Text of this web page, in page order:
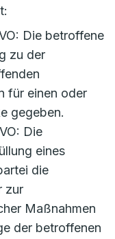
Die betroffene
zu der
für einen oder
gegeben.
Die
eines
die
zur
Maßnahmen
der betroffenen